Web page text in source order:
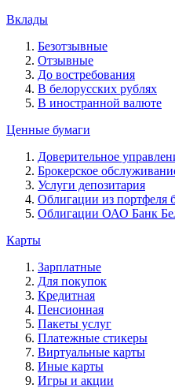
Вклады
Безотзывные
Отзывные
До востребования
В белорусских рублях
В иностранной валюте
Ценные бумаги
Доверительное
Брокерское
Услуги депозитария
Облигации из портфеля
Облигации ОАО Банк
Карты
Зарплатные
Для покупок
Кредитная
Пенсионная
Пакеты услуг
Платежные стикеры
Виртуальные карты
Иные карты
Игры и акции